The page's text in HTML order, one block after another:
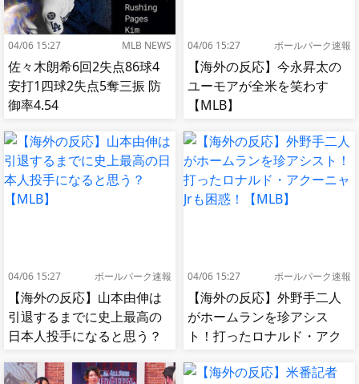
04/06 15:27 MLB NEWS
佐々木朗希6回2失点86球4
安打1四球2失点5奪三振 防
御率4.54
04/06 15:27 ボールパーク速報
【海外の反応】今永昇太の
ユーモアが全米を笑わす
【MLB】
04/06 15:27 ボールパーク速報
【海外の反応】山本由伸は
引退するまでに史上最高の
日本人投手になると思う？
04/06 15:27 ボールパーク速報
【海外の反応】外野手二人
がホームランを珍アシス
ト！打ったロナルド・アク